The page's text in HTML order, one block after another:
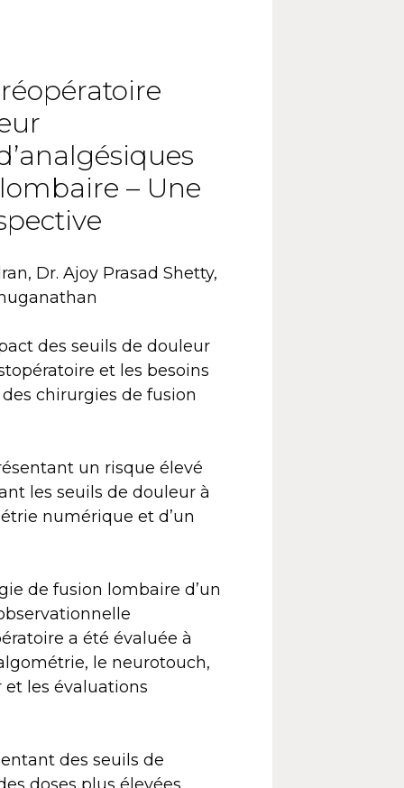
– Une
Dr. Ajoy Prasad Shetty,
des seuils de douleur
et les besoins
chirurgies de fusion
un risque élevé
les seuils de douleur à
numérique et d’un
de fusion lombaire d’un
a été évaluée à
le neurotouch,
les évaluations
des seuils de